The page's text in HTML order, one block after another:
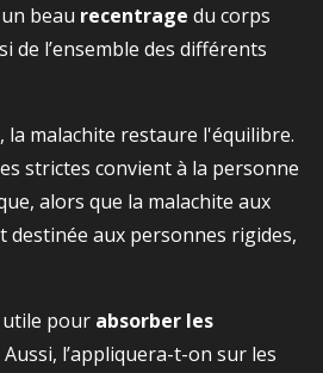
beau recentrage du corps
de l’ensemble des différents
la malachite restaure l'équilibre.
strictes convient à la personne
alors que la malachite aux
destinée aux personnes rigides,
utile pour absorber les
Aussi, l’appliquera-t-on sur les